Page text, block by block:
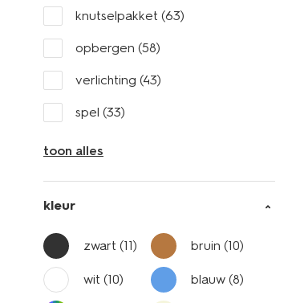
knutselpakket (63)
opbergen (58)
verlichting (43)
spel (33)
toon alles
kleur
zwart (11) bruin(10)
wit (10) blauw(8)